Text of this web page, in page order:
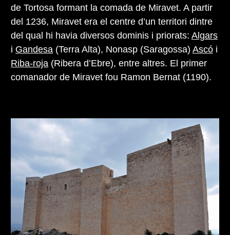
de Tortosa formant la comada de Miravet. A partir
del 1236, Miravet era el centre d’un territori dintre
del qual hi havia diversos dominis i priorats: Algars
i Gandesa (Terra Alta), Nonasp (Saragossa) Ascó i
Riba-roja (Ribera d’Ebre), entre altres. El primer
comanador de Miravet fou Ramon Bernat (1190).